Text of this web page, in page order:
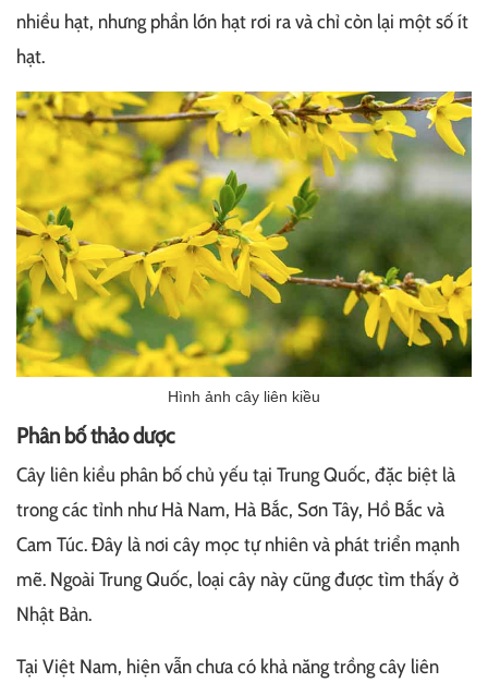
nhiều hạt, nhưng phần lớn hạt rơi ra và chỉ còn lại một số ít
hạt.
Hình ảnh cây liên kiều
Phân bố thảo dược
Cây liên kiều phân bố chủ yếu tại Trung Quốc, đặc biệt là
trong các tỉnh như Hà Nam, Hà Bắc, Sơn Tây, Hồ Bắc và
Cam Túc. Đây là nơi cây mọc tự nhiên và phát triển mạnh
mẽ. Ngoài Trung Quốc, loại cây này cũng được tìm thấy ở
Nhật Bản.
Tại Việt Nam, hiện vẫn chưa có khả năng trồng cây liên